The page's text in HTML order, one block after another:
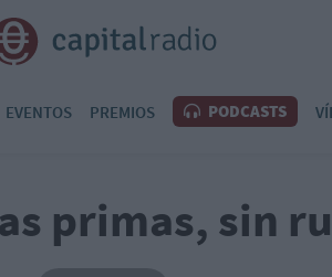
EVENTOS PREMIOS PODCASTS
primas, sin